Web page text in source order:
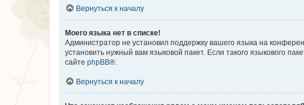
Вернуться к началу
Моего языка нет в списке!
Администратор не установил поддержку вашего языка на
установить нужный вам языковой пакет. Если такого языкового
сайте phpBB®.
Вернуться к началу